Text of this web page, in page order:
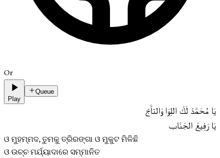
Or
Play
Queue
يَا مُحَمَّدْ لَكَ اللِوَا وَالتاَّجْ
يَا رَفِيعَ الجَنَاب
ଓ ମୁହମ୍ମଦ, ତୁମକୁ ତ୍ରିରଙ୍ଗା ଓ ମୁକୁଟ ମିଳିଛି
ଓ ଉଚ୍ଚ ମର୍ଯ୍ୟାଦାରେ ସମ୍ମାନିତ